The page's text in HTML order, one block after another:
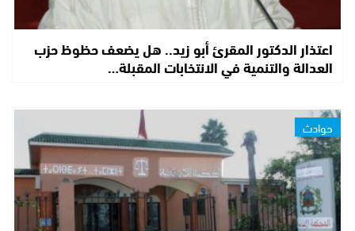
اعتذار الدكتور المقرئ أبو زيد.. هل يضعف حظوظ حزب
العدالة والتنمية في الانتخابات المقبلة…
حوادث